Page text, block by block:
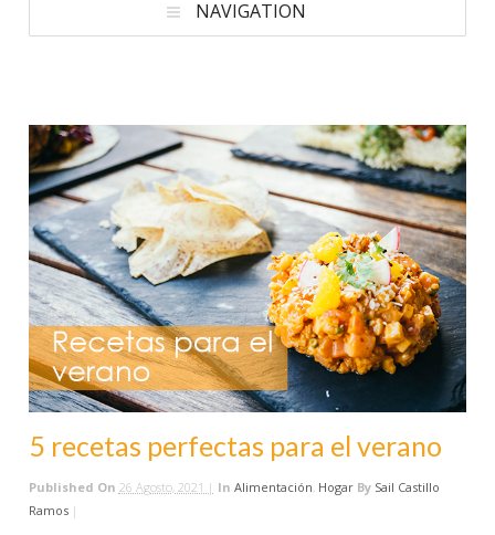
NAVIGATION
5 recetas perfectas para el verano
Published On 26 Agosto, 2021 | In Alimentación, Hogar By Sail Castillo
Ramos|